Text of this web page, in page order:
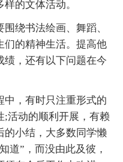
的文体活动。
绕书法绘画、舞蹈、
们的精神生活。提高他
绩，还有以下问题在今
中，有时只注重形式的
;活动的顺利开展，有赖
的小结，大多数同学懒
道”，而没由此及彼，